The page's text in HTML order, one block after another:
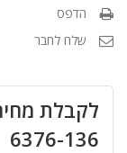
הדפס
שלח לחבר
6376-136